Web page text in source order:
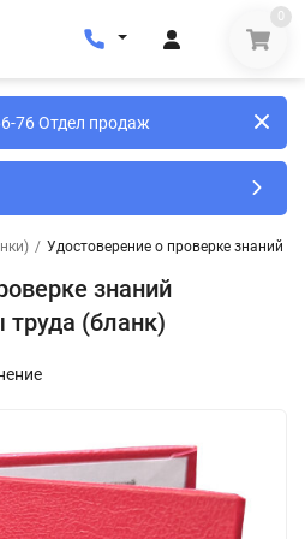
0
76 Отдел продаж
/ Удостоверение о проверке знаний
знаний
труда (бланк)